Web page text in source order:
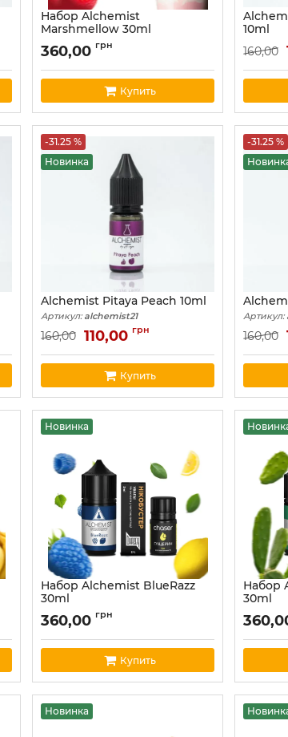
Набор Alchemist
Marshmellow 30ml
Артикул:alchemist30
360,00 грн
Купить
10ml
Артикул:
160,00
-31.25 %
Новинка
Alchemist Pitaya Peach 10ml
Артикул:alchemist21
160,00 110,00 грн
Купить
-31.25 %
Артикул:
160,00
Новинка
Набор Alchemist BlueRazz
30ml
Артикул:alchemist47
360,00 грн
Купить
Набор
30ml
Артикул:
Новинка